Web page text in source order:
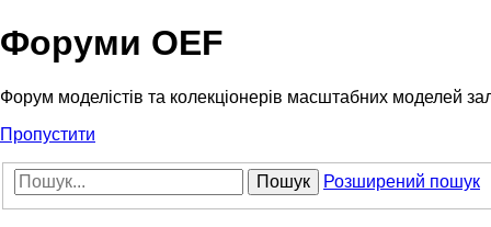
Форуми OEF
Форум моделістів та колекціонерів масштабних моделей
Пропустити
Пошук Розширений пошук